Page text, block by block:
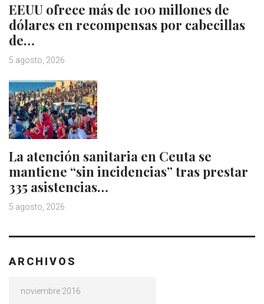
EEUU ofrece más de 100 millones de
dólares en recompensas por cabecillas
de…
5 agosto, 2026
La atención sanitaria en Ceuta se
mantiene “sin incidencias” tras prestar
335 asistencias…
5 agosto, 2026
ARCHIVOS